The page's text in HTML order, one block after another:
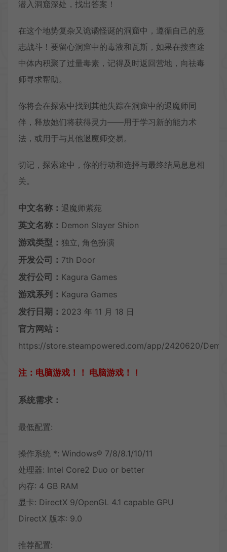
潜入洞窟深处，找出答案！
在这个地势复杂又诡谲怪诞的洞窟中，遵循自己的意
志战斗！要留心洞窟中的毒液和瓦斯，如果在搜查途
中体内积聚了过量毒素，记得及时返回营地，向祛毒
师寻求帮助。
你将会在探索中找到其他失踪在洞窟中的退魔师同
伴，释放她们将获得灵力——用于学习新的能力术
法，或用于与其他退魔师交易。
切记，探索途中，你的行动和选择与最终结局息息相
关。
中文名称： 退魔师紫苑
英文名称： Demon Slayer Shion
游戏类型： 独立, 角色扮演
开发公司： 7th Door
发行公司： Kagura Games
游戏系列： Kagura Games
发行日期： 2023 年 11 月 18 日
官方网站：
https://store.steampowered.com/app/2420620/
注：电脑游戏！！ 电脑游戏！！
系统需求：
最低配置:
操作系统 *: Windows® 7/8/8.1/10/11
处理器: Intel Core2 Duo or better
内存: 4 GB RAM
显卡: DirectX 9/OpenGL 4.1 capable GPU
DirectX 版本: 9.0
推荐配置: